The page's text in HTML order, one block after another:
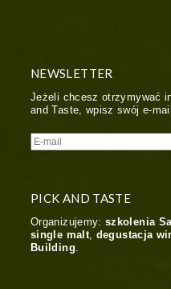
NEWSLETTER
Jeżeli chcesz otrzymywać
and Taste, wpisz swój e-
PICK AND TASTE
Organizujemy:szkolenia
single malt, degustacja
Building.